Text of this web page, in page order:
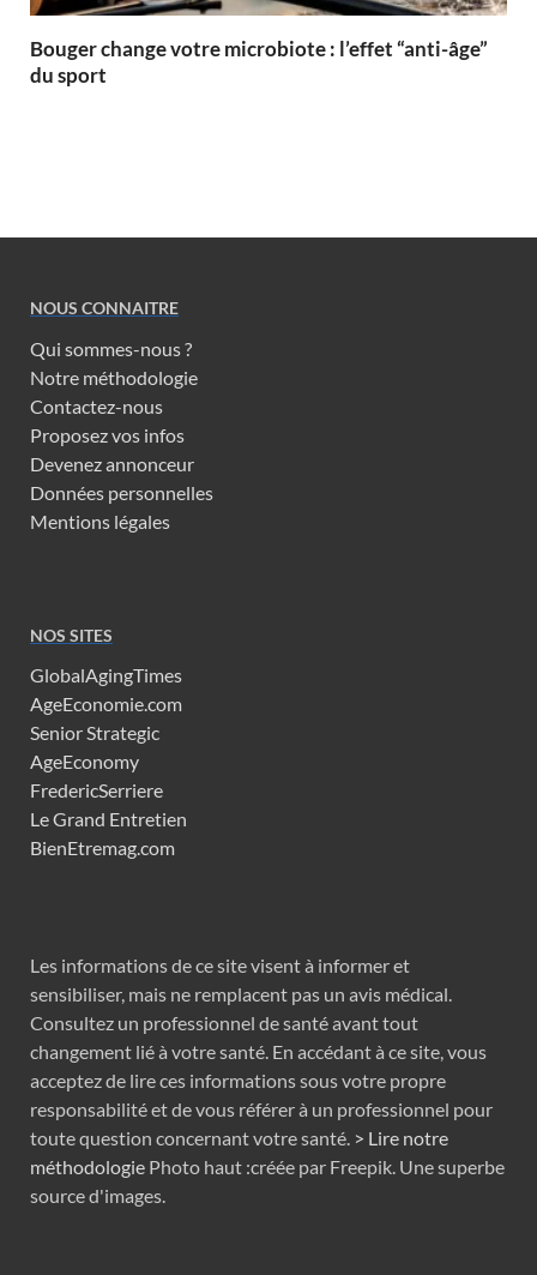
Bouger change votre microbiote : l’effet “anti-âge”
du sport
NOUS CONNAITRE
Qui sommes-nous ?
Notre méthodologie
Contactez-nous
Proposez vos infos
Devenez annonceur
Données personnelles
Mentions légales
NOS SITES
GlobalAgingTimes
AgeEconomie.com
Senior Strategic
AgeEconomy
FredericSerriere
Le Grand Entretien
BienEtremag.com
Les informations de ce site visent à informer et
sensibiliser, mais ne remplacent pas un avis médical.
Consultez un professionnel de santé avant tout
changement lié à votre santé. En accédant à ce site, vous
acceptez de lire ces informations sous votre propre
responsabilité et de vous référer à un professionnel pour
toute question concernant votre santé. > Lire notre
méthodologie Photo haut :créée par Freepik. Une superbe
source d'images.